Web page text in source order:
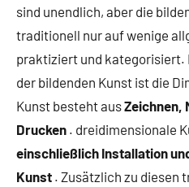
sind unendlich, aber die
traditionell nur auf wenige
praktiziert und kategorisiert.
der bildenden Kunst ist die
Kunst besteht ausZeichnen,
Drucken . dreidimensionale
einschließlich Installation
Kunst . Zusätzlich zu diesen